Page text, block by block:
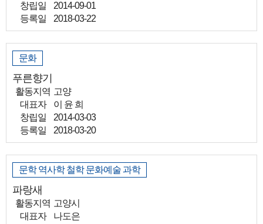
창립일
2014-09-01
등록일
2018-03-22
문화
푸른향기
활동지역 고양
대표자
이 윤 희
창립일
2014-03-03
등록일
2018-03-20
문학 역사학 철학 문화예술 과학
파랑새
활동지역 고양시
대표자
나도은